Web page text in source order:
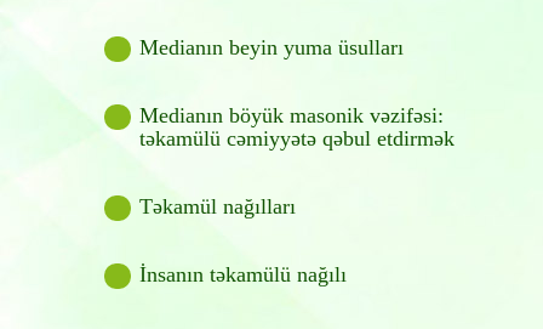
Medianın beyin yuma üsulları
Medianın böyük masonik vəzifəsi:
təkamülü cəmiyyətə qəbul etdirmək
Təkamül nağılları
İnsanın təkamülü nağılı